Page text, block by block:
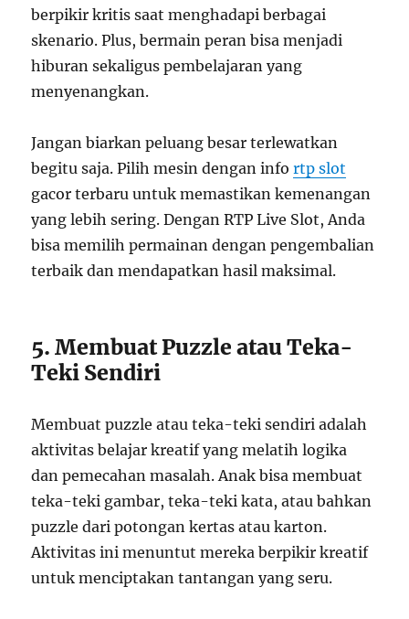
berpikir kritis saat menghadapi berbagai
skenario. Plus, bermain peran bisa menjadi
hiburan sekaligus pembelajaran yang
menyenangkan.
Jangan biarkan peluang besar terlewatkan
begitu saja. Pilih mesin dengan infortp slot
gacor terbaru untuk memastikan kemenangan
yang lebih sering. Dengan RTP Live Slot, Anda
bisa memilih permainan dengan pengembalian
terbaik dan mendapatkan hasil maksimal.
5. Membuat Puzzle atau Teka-
Teki Sendiri
Membuat puzzle atau teka-teki sendiri adalah
aktivitas belajar kreatif yang melatih logika
dan pemecahan masalah. Anak bisa membuat
teka-teki gambar, teka-teki kata, atau bahkan
puzzle dari potongan kertas atau karton.
Aktivitas ini menuntut mereka berpikir kreatif
untuk menciptakan tantangan yang seru.